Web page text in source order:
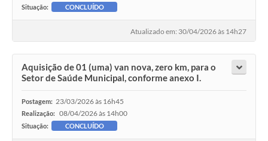
Situação: CONCLUÍDO
Atualizado em: 30/04/2026 às 14h27
Aquisição de 01 (uma) van nova, zero km, para o
Setor de Saúde Municipal, conforme anexo I.
Postagem: 23/03/2026 às 16h45
Realização: 08/04/2026 às 14h00
Situação: CONCLUÍDO